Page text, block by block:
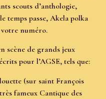
scouts d’anthologie,
temps passe, Akela polka
numéro.
scène de grands jeux
pour l’AGSE, tels que:
(sur saint François
fameux Cantique des